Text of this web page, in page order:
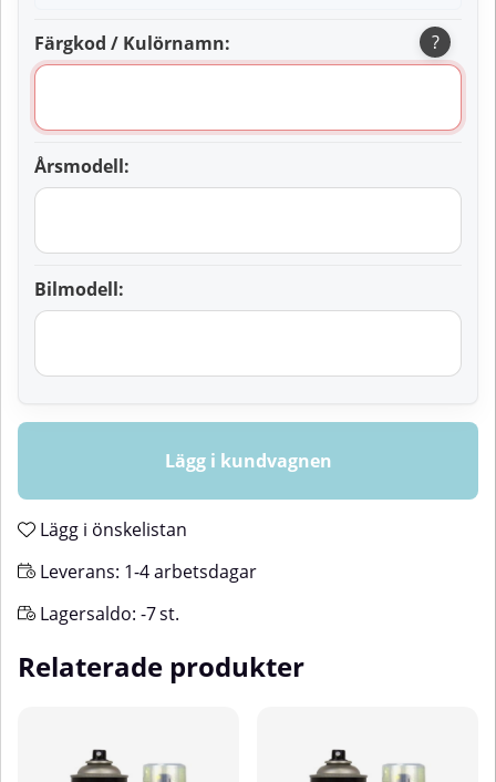
Färgkod / Kulörnamn: ?
Årsmodell:
Bilmodell:
Lägg i kundvagnen
Lägg i önskelistan
Leverans: 1-4 arbetsdagar
Lagersaldo: -7st.
Relaterade produkter